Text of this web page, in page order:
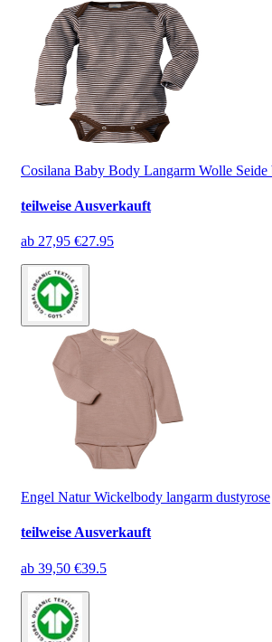
Cosilana Baby Body Langarm Wolle Seide
teilweise Ausverkauft
ab 27,95 €27.95
Engel Natur Wickelbody langarm dustyrose
teilweise Ausverkauft
ab 39,50 €39.5